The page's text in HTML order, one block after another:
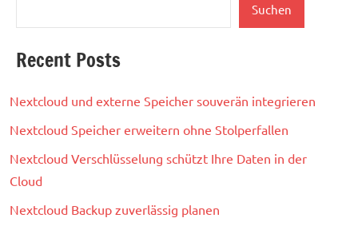
Suchen
Recent Posts
Nextcloud und externe Speicher souverän integrieren
Nextcloud Speicher erweitern ohne Stolperfallen
Nextcloud Verschlüsselung schützt Ihre Daten in der
Cloud
Nextcloud Backup zuverlässig planen